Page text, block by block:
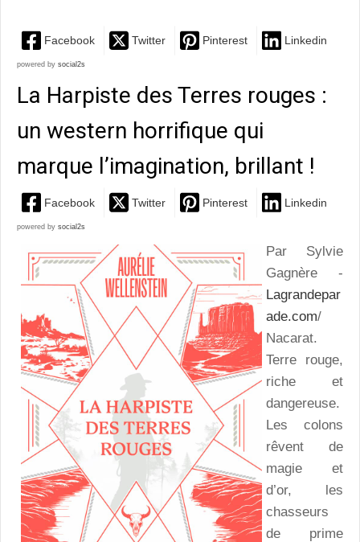
Facebook Twitter Pinterest Linkedin
powered by social2s
La Harpiste des Terres rouges :
un western horrifique qui
marque l’imagination, brillant !
Facebook Twitter Pinterest Linkedin
powered by social2s
Par Sylvie
Gagnère -
Lagrandepar
ade.com/
Nacarat.
Terre rouge,
riche et
dangereuse.
Les colons
rêvent de
magie et
d’or, les
chasseurs
de prime